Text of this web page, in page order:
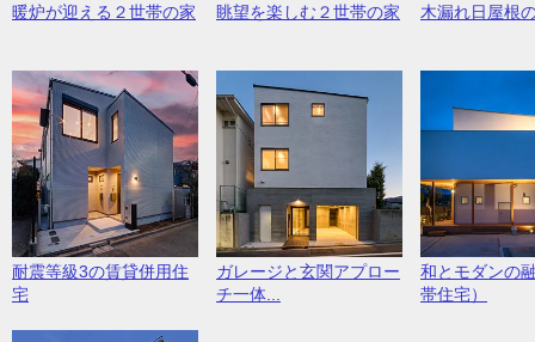
暖炉が迎える２世帯の家 眺望を楽しむ２世帯の家 木漏れ日屋根
耐震等級3の賃貸併用住
宅
ガレージと玄関アプロー
チ一体...
和とモダンの
帯住宅）